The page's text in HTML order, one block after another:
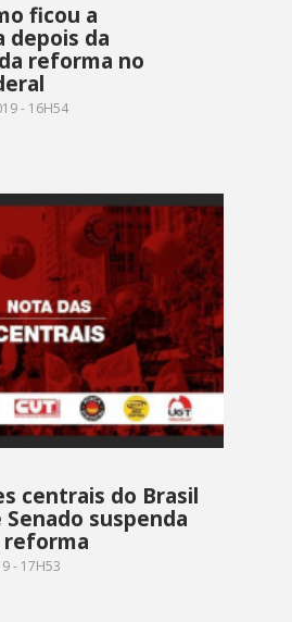
ficou a
depois da
reforma no
- 16H54
centrais do Brasil
suspenda
reforma
- 17H53